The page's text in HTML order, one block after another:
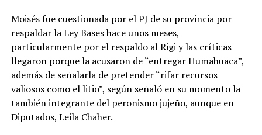
Moisés fue cuestionada por el PJ de su provincia por
respaldar la Ley Bases hace unos meses,
particularmente por el respaldo al Rigi y las críticas
llegaron porque la acusaron de “entregar Humahuaca”,
además de señalarla de pretender “rifar recursos
valiosos como el litio”, según señaló en su momento la
también integrante del peronismo jujeño, aunque en
Diputados, Leila Chaher.